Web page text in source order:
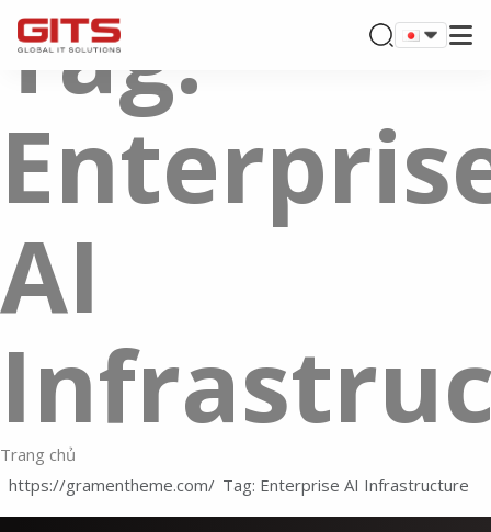
Tag:
AI
Trang chủ
Tag: Enterprise AI Infrastructure